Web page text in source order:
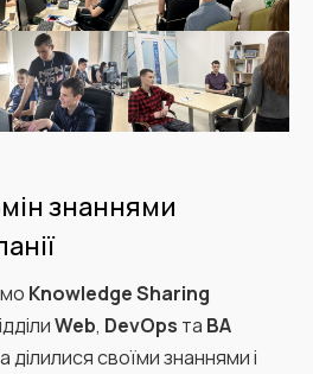
знаннями
Knowledge Sharing
Web, DevOps та BA
ділилися своїми знаннями і